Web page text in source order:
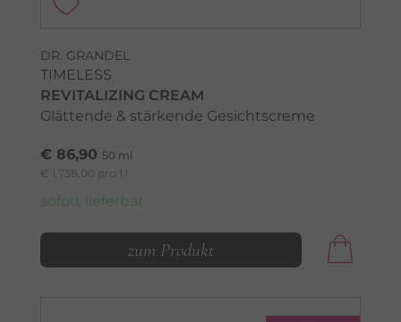
DR. GRANDEL
TIMELESS
REVITALIZING CREAM
Glättende & stärkende Gesichtscreme
€ 86,90 50 ml
€ 1.738,00 pro 1 l
sofort lieferbar
zum Produkt